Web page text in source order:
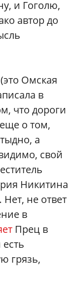
и Гоголю,
автор до
Омская
в
что дороги
о том,
а
свой
Никитина
не ответ
в
Прец в
грязь,